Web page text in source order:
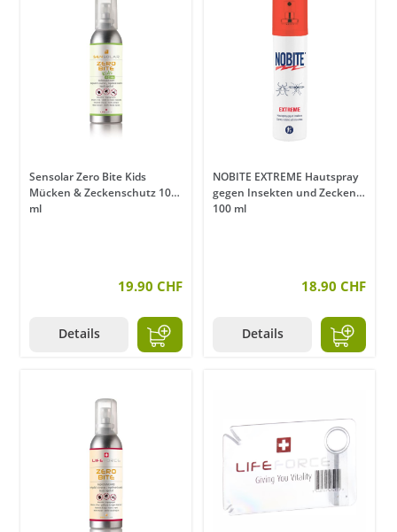
Sensolar Zero Bite Kids
Mücken & Zeckenschutz 100
ml
19.90 CHF
Details
NOBITE EXTREME Hautspray
gegen Insekten und Zecken
100 ml
18.90 CHF
Details